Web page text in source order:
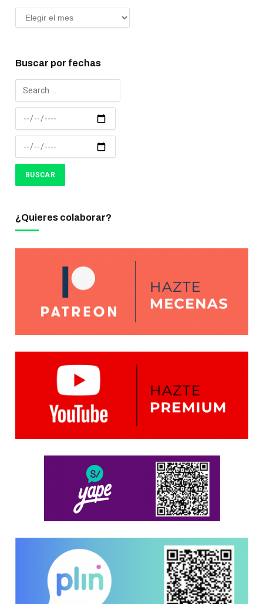
Buscar por fechas
¿Quieres colaborar?